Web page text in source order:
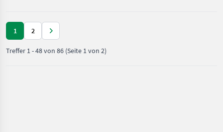
1 2
Treffer 1-48von 86 (Seite 1 von 2)